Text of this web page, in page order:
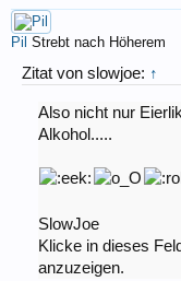
Pil Strebt nach Höherem
Zitat von slowjoe: ↑
Also nicht nur
Alkohol.....
SlowJoe
Klicke in dieses
anzuzeigen.